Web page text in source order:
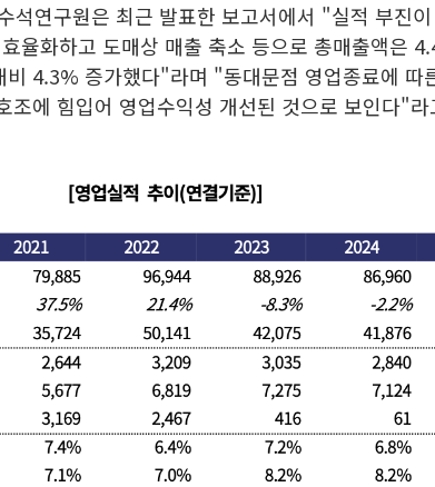
석연구원은 최근 발표한 보고서에서 "실적 부진
율화하고 도매상 매출 축소 등으로 총매출액은
비 4.3% 증가했다"라며 "동대문점 영업종료에 따
조에 힘입어 영업수익성 개선된 것으로 보인다"라